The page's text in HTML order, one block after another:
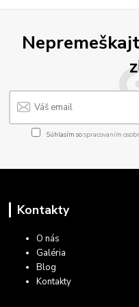
Súhlasím sospracovaním
Kontakty
O nás
Galéria
Blog
Kontakty